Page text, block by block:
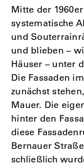
Mitte der
systematische
und
und blieben –
Häuser – unter
Die Fassaden
zunächst
Mauer. Die
hinter den
diese
Bernauer
schließlich